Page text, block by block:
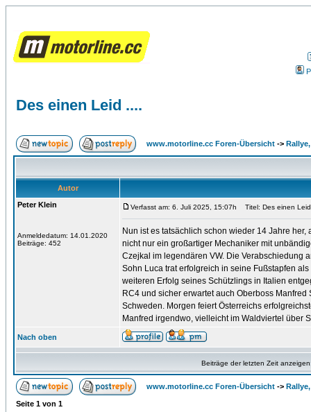
Des einen Leid ....
www.motorline.cc Foren-Übersicht ->
Autor
Peter Klein
Anmeldedatum: 14.01.2020
Beiträge: 452
Verfasst am: 6. Juli 2025, 15:07h Titel: Des einen
Nun ist es tatsächlich schon wieder 14 Jahre
nicht nur ein großartiger Mechaniker mit
Czejkal im legendären VW. Die Verabschiedung
Sohn Luca trat erfolgreich in seine Fußstapfen
weiteren Erfolg seines Schützlings in Italien
RC4 und sicher erwartet auch Oberboss
Schweden. Morgen feiert Österreichs
Manfred irgendwo, vielleicht im Waldviertel über
Nach oben
Beiträge der letzten Zeit
www.motorline.cc Foren-Übersicht ->
Seite 1 von 1